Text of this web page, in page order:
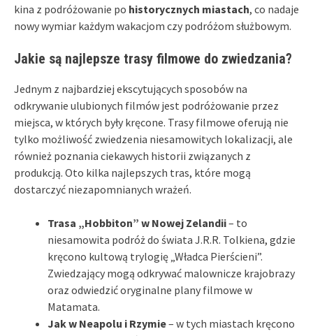
kina z podróżowanie po historycznych miastach, co nadaje
nowy wymiar każdym wakacjom czy podróżom służbowym.
Jakie są najlepsze trasy filmowe do zwiedzania?
Jednym z najbardziej ekscytujących sposobów na
odkrywanie ulubionych filmów jest podróżowanie przez
miejsca, w których były kręcone. Trasy filmowe oferują nie
tylko możliwość zwiedzenia niesamowitych lokalizacji, ale
również poznania ciekawych historii związanych z
produkcją. Oto kilka najlepszych tras, które mogą
dostarczyć niezapomnianych wrażeń.
Trasa „Hobbiton” w Nowej Zelandii– to
niesamowita podróż do świata J.R.R. Tolkiena, gdzie
kręcono kultową trylogię „Władca Pierścieni”.
Zwiedzający mogą odkrywać malownicze krajobrazy
oraz odwiedzić oryginalne plany filmowe w
Matamata.
Jak w Neapolu i Rzymie– w tych miastach kręcono